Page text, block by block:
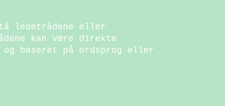
ledetrådene eller
kan være direkte
baseret på ordsprog eller